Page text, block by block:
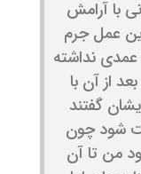
با آرامش
عمل جرم
نداشته
از آن با
گفتند
شود چون
من تا آن